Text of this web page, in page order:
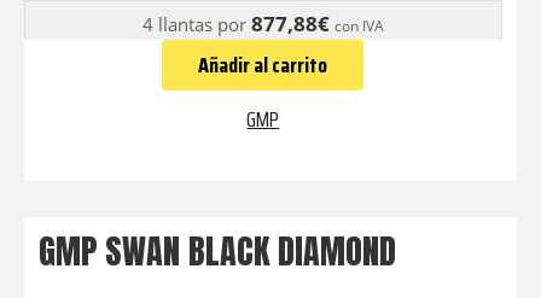
DIAMOND
cantidad
4 llantas por 877,88€ con IVA
Añadir al carrito
GMP
GMP SWAN BLACK DIAMOND